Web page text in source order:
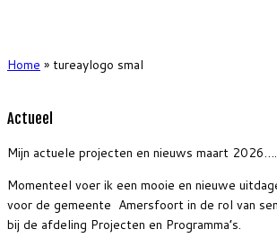
Home » tureaylogo smal
Actueel
Mijn actuele projecten en nieuws maart
Momenteel voer ik een mooie en nieuwe
voor de gemeente Amersfoort in de rol van
bij de afdeling Projecten en Programma’s.